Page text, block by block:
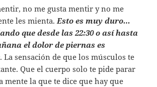
no me gusta mentir y no me
les mienta.Esto es muy duro…
que desde las 22:30 o así hasta
el dolor de piernas es
. La sensación de que los músculos te
Que el cuerpo solo te pide parar
mente la que te dice que hay que